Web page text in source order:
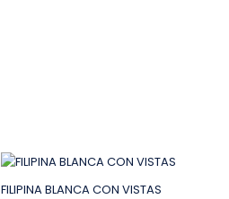
FILIPINA BLANCA CON VISTAS